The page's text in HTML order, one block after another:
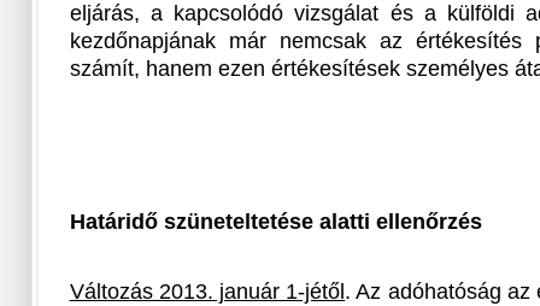
eljárás, a kapcsolódó vizsgálat és a külföldi
kezdőnapjának már nemcsak az értékesítés
számít, hanem ezen értékesítések személyes
Határidő szüneteltetése alatti ellenőrzés
Változás 2013. január 1-jétől . Az adóhatóság az